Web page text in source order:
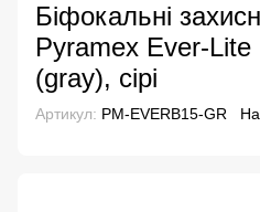
Біфокальні
Pyramex Ever-
(gray), сірі
Артикул: PM-EVERB15-GR